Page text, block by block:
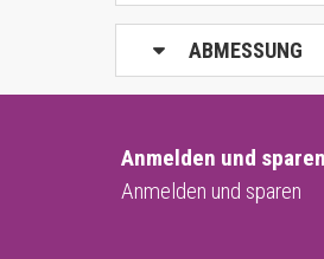
ABMESSUNG
Anmelden und sparen
Anmelden und sparen